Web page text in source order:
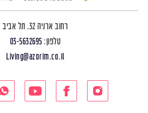
רחוב ארניה 32, תל אביב
טלפון: 03-5632695
Living@azorim.co.il